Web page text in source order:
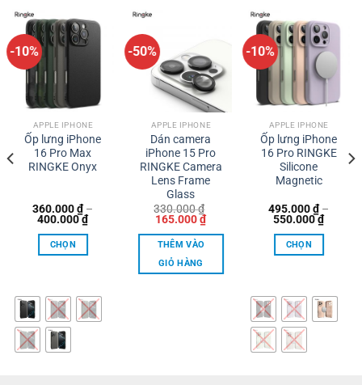
-10%
APPLE IPHONE
Ốp lưng iPhone
16 Pro Max
RINGKE Onyx
360.000₫ –
400.000₫Khoảng
giá:
400.000 ₫
CHỌN
phẩm
này
có
nhiều
-50%
APPLE IPHONE
Dán camera
iPhone 15 Pro
RINGKE Camera
Lens Frame
Glass
330.000₫
Giá
là:
330.000 ₫.
165.000₫Giá
hiện
tại
THÊM VÀO
GIỎ HÀNG
-10%
APPLE IPHONE
Ốp lưng iPhone
16 Pro RINGKE
Silicone
Magnetic
495.000₫ –
550.000₫
giá:
CHỌN
phẩm
này
có
nhiều